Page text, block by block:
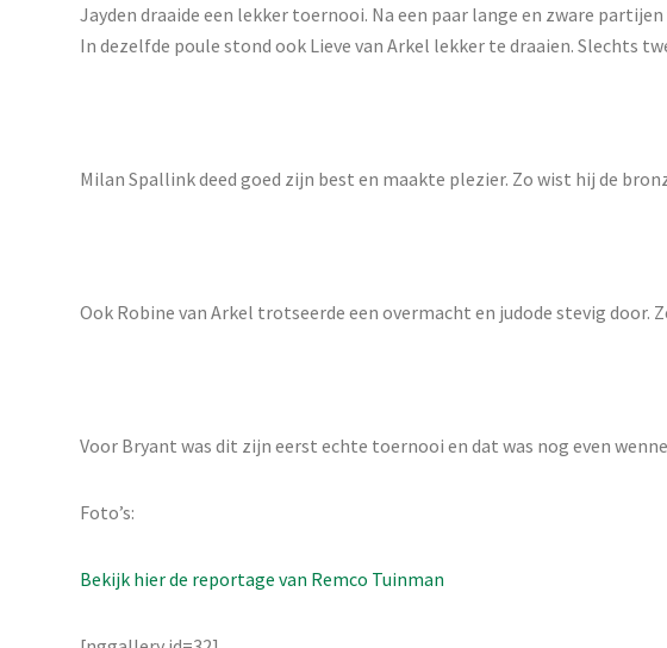
Jayden draaide een lekker toernooi. Na een paar lange en zware
In dezelfde poule stond ook Lieve van Arkel lekker te draaien. Slechts
Milan Spallink deed goed zijn best en maakte plezier. Zo wist hij de
Ook Robine van Arkel trotseerde een overmacht en judode stevig door.
Voor Bryant was dit zijn eerst echte toernooi en dat was nog even
Foto’s:
Bekijk hier de reportage van Remco Tuinman